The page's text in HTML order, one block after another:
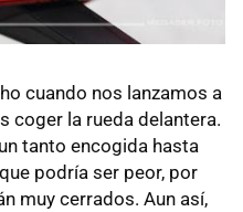
cuando nos lanzamos a
coger la rueda delantera.
tanto encogida hasta
podría ser peor, por
muy cerrados. Aun así,